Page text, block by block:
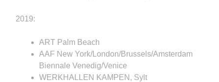
2019:
ART Palm Beach
AAF New York/London/Brussels/Amsterdam
Biennale Venedig/Venice
WERKHALLEN KAMPEN, Sylt